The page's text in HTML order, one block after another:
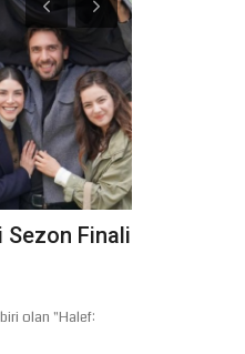
Sezon Finali
olan "Halef: